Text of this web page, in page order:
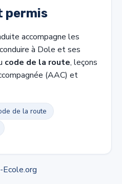
permis
accompagne les
à Dole et ses
code de la route, leçons
(AAC) et
de la route